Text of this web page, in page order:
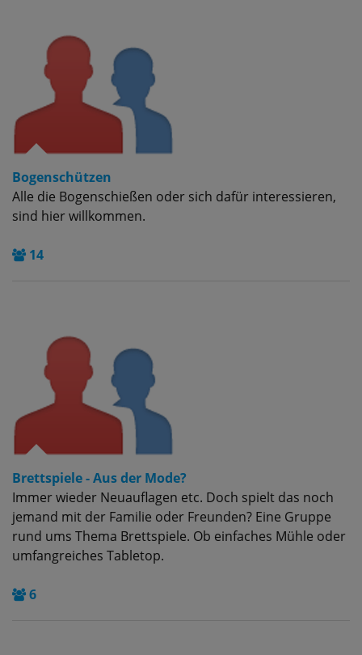
Bogenschützen
Alle die Bogenschießen oder sich dafür interessieren,
sind hier willkommen.
14
Brettspiele - Aus der Mode?
Immer wieder Neuauflagen etc. Doch spielt das noch
jemand mit der Familie oder Freunden? Eine Gruppe
rund ums Thema Brettspiele. Ob einfaches Mühle oder
umfangreiches Tabletop.
6